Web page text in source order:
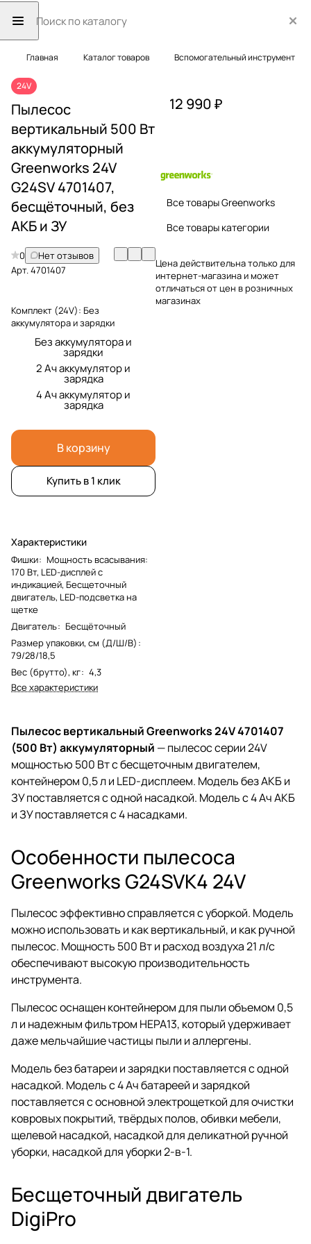
Главная Каталог товаров Вспомогательный инструмент
24V
Пылесос
вертикальный 500 Вт
аккумуляторный
Greenworks 24V
G24SV 4701407,
бесщёточный, без
АКБ и ЗУ
0
Нет отзывов
Арт.4701407
Комплект (24V): Без
аккумулятора и зарядки
Без аккумулятора и
зарядки
2 Ач аккумулятор и
зарядка
4 Ач аккумулятор и
зарядка
В корзину
Купить в 1 клик
Характеристики
Фишки: Мощность всасывания:
170 Вт, LED-дисплей с
индикацией, Бесщеточный
двигатель, LED-подсветка на
щетке
Двигатель: Бесщёточный
Размер упаковки, см (Д/Ш/В) :
79/28/18,5
Вес (брутто), кг: 4,3
Все характеристики
12 990 ₽
Все товары Greenworks
Все товары категории
Цена действительна только для
интернет-магазина и может
отличаться от цен в розничных
магазинах
Пылесос вертикальный Greenworks 24V 4701407
(500 Вт) аккумуляторный — пылесос серии 24V
мощностью 500 Вт с бесщеточным двигателем,
контейнером 0,5 л и LED-дисплеем. Модель без АКБ и
ЗУ поставляется с одной насадкой. Модель с 4 Ач АКБ
и ЗУ поставляется с 4 насадками.
Особенности пылесоса
Greenworks G24SVK4 24V
Пылесос эффективно справляется с уборкой. Модель
можно использовать и как вертикальный, и как ручной
пылесос. Мощность 500 Вт и расход воздуха 21 л/с
обеспечивают высокую производительность
инструмента.
Пылесос оснащен контейнером для пыли объемом 0,5
л и надежным фильтром HEPA13, который удерживает
даже мельчайшие частицы пыли и аллергены.
Модель без батареи и зарядки поставляется с одной
насадкой. Модель с 4 Ач батареей и зарядкой
поставляется с основной электрощеткой для очистки
ковровых покрытий, твёрдых полов, обивки мебели,
щелевой насадкой, насадкой для деликатной ручной
уборки, насадкой для уборки 2-в-1.
Бесщеточный двигатель
DigiPro